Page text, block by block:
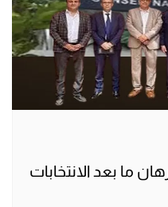
ما بعد الانتخابات